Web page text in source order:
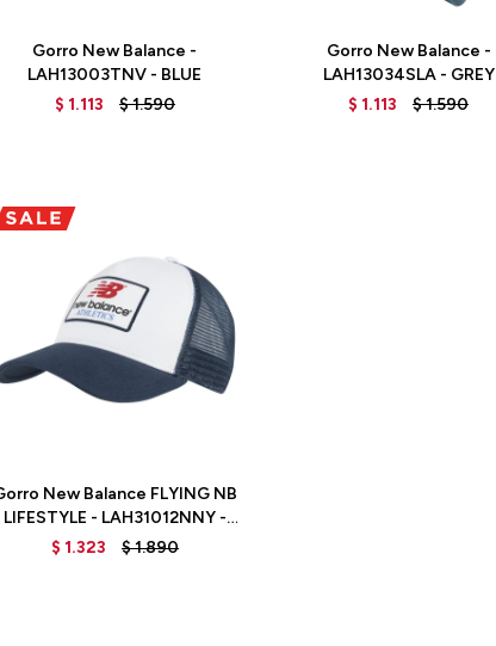
Gorro New Balance -
LAH13003TNV - BLUE
$ 1.113 $1.590
Gorro New Balance -
LAH13034SLA - GREY
$ 1.113 $1.590
New Balance FLYING NB
LIFESTYLE - LAH31012NNY -
BLUE
$ 1.323 $1.890